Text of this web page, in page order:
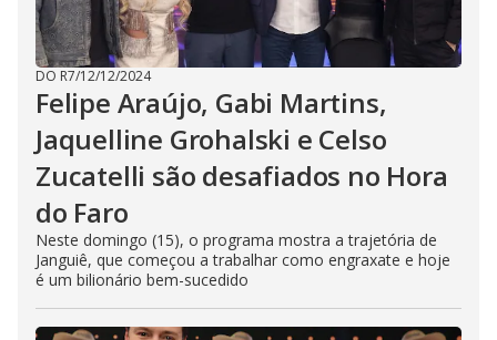
DO R7/12/12/2024
Felipe Araújo, Gabi Martins,
Jaquelline Grohalski e Celso
Zucatelli são desafiados no Hora
do Faro
Neste domingo (15), o programa mostra a trajetória de
Janguiê, que começou a trabalhar como engraxate e hoje
é um bilionário bem-sucedido